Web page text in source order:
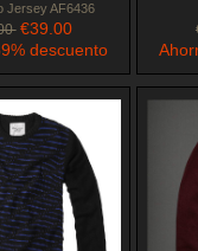
Jersey AF6436
€39.00
descuento